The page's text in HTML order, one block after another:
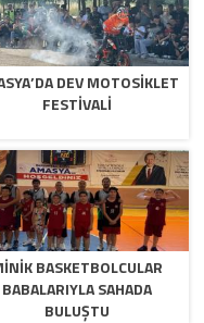
DEV MOTOSIKLET
FESTIVALI
BASKETBOLCULAR
BABALARIYLA SAHADA
BULUŞTU